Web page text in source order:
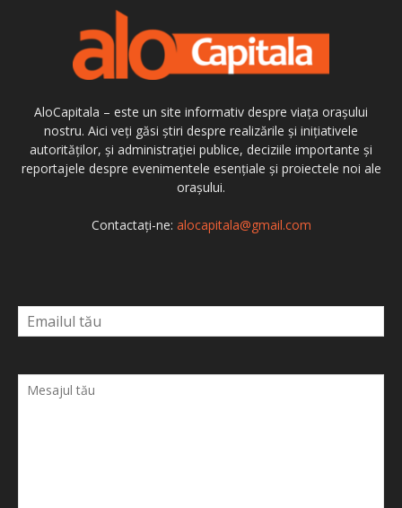
AloCapitala – este un site informativ despre viața orașului
nostru. Aici veți găsi știri despre realizările și inițiativele
autorităților, și administrației publice, deciziile importante și
reportajele despre evenimentele esențiale și proiectele noi ale
orașului.
Contactați-ne: alocapitala@gmail.com